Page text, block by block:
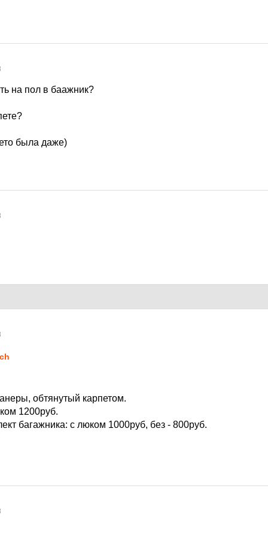
на пол в баажник?
была даже)
обтянутый карпетом.
1200руб.
багажника: с люком 1000руб, без - 800руб.